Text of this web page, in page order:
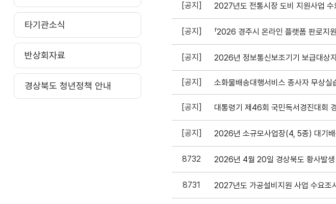
타기관소식
반상회자료
경상북도 청년정책 안내
[공지] 2027년도 전통시장 도비 지원사업 수
[공지]
[공지] 2026년 정보통신보조기기 보급대상
[공지] 소화물배송대행서비스 종사자 무상실
[공지] 대통령기 제46회 국민독서경진대회
[공지] 2026년 소규모사업장(4, 5종) 대기배
8732
8731 2027년도 가공설비지원 사업 수요조